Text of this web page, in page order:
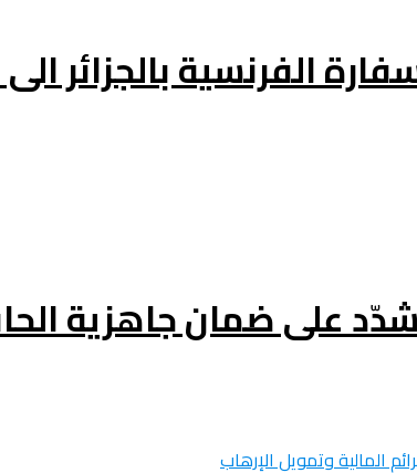
الفرنسية بالجزائر
على ضمان جاهزية